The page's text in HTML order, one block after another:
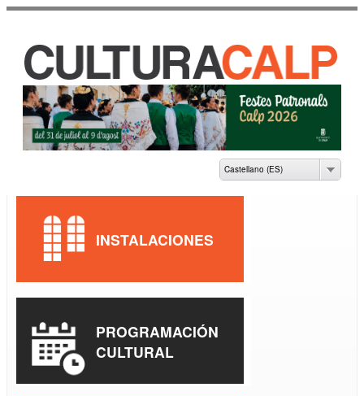
principal
CASA DE CULTURA
JAUME PASTOR I
Castellano (ES)
INSTALACIONES
PROGRAMACIÓN
CULTURAL